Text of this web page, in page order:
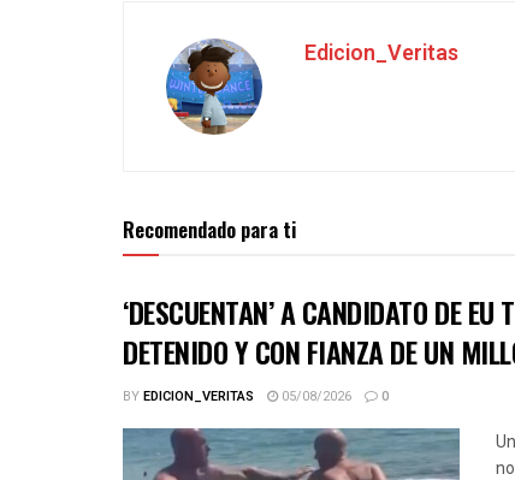
Edicion_Veritas
Recomendado para ti
‘DESCUENTAN’ A CANDIDATO DE
DETENIDO Y CON FIANZA DE UN
BYEDICION_VERITAS 05/08/2026 0